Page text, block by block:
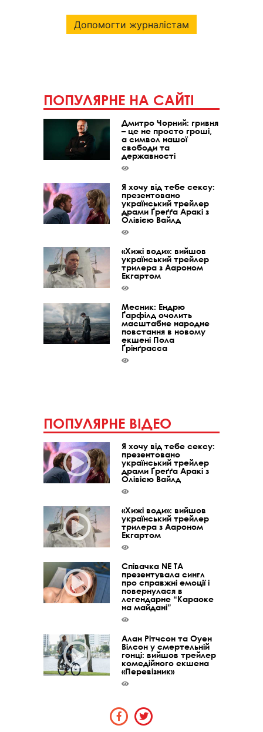
Допомогти журналістам
ПОПУЛЯРНЕ НА САЙТІ
Дмитро Чорний: гривня
– це не просто гроші,
а символ нашої
свободи та
державності
Я хочу від тебе сексу:
презентовано
український трейлер
драми Ґреґґа Аракі з
Олівією Вайлд
«Хижі води»: вийшов
український трейлер
трилера з Аароном
Екгартом
Месник: Ендрю
Ґарфілд очолить
масштабне народне
повстання в новому
екшені Пола
Ґрінґрасса
ПОПУЛЯРНЕ ВІДЕО
Я хочу від тебе сексу:
презентовано
український трейлер
драми Ґреґґа Аракі з
Олівією Вайлд
«Хижі води»: вийшов
український трейлер
трилера з Аароном
Екгартом
Співачка NE TA
презентувала сингл
про справжні емоції і
повернулася в
легендарне “Караоке
на майдані”
Алан Рітчсон та Оуен
Вілсон у смертельній
гонці: вийшов трейлер
комедійного екшена
«Перевізник»